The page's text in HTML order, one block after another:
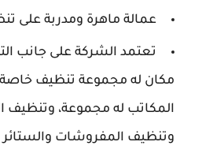
عمالة ماهرة ومدربة على
تعتمد الشركة على جانب
مكان له مجموعة تنظيف
المكاتب له مجموعة، وتنظيف
وتنظيف المفروشات